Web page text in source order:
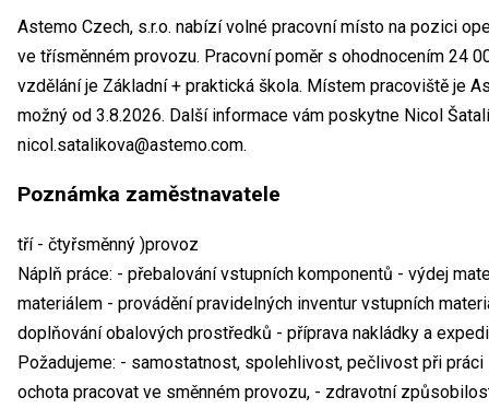
Astemo Czech, s.r.o. nabízí volné pracovní místo na pozici
ve třísměnném provozu. Pracovní poměr s ohodnocením 24
vzdělání je Základní + praktická škola. Místem pracoviště je
možný od 3.8.2026. Další informace vám poskytne Nicol
nicol.satalikova@astemo.com.
Poznámka zaměstnavatele
tří - čtyřsměnný )provoz
Náplň práce: - přebalování vstupních komponentů - výdej
materiálem - provádění pravidelných inventur vstupních
doplňování obalových prostředků - příprava nakládky a
Požadujeme: - samostatnost, spolehlivost, pečlivost při
ochota pracovat ve směnném provozu, - zdravotní